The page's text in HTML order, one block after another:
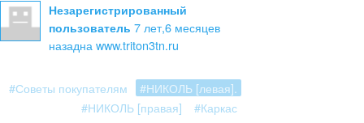
Незарегистрированный
пользователь 7 лет,6 месяцев
назадна www.triton3tn.ru
#Советы покупателям
#НИКОЛЬ [левая].
#НИКОЛЬ [правая]
#Каркас